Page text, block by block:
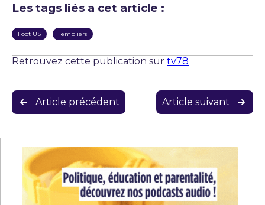
Les tags liés a cet article :
Foot US Templiers
Retrouvez cette publication sur tv78
Navigation
de
Article précédent Article suivant